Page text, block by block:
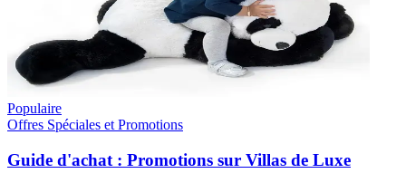
Populaire
Offres Spéciales et Promotions
Guide d'achat : Promotions sur Villas de Luxe